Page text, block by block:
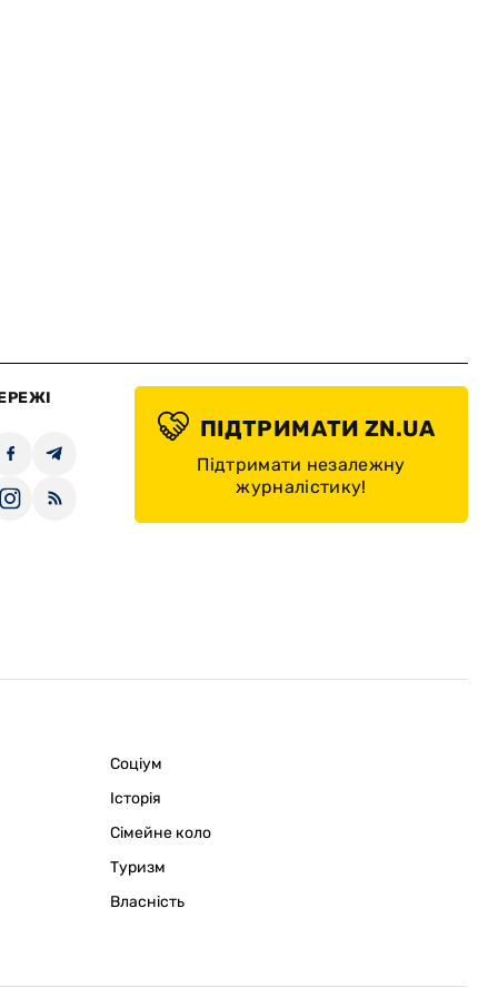
ПІДТРИМАТИ ZN.UA
Підтримати незалежну
журналістику!
Соціум
Історія
Сімейне коло
Туризм
Власність